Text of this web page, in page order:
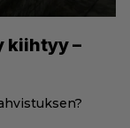
kiihtyy –